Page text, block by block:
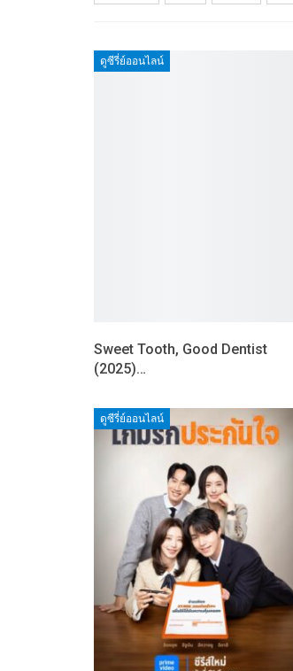
ดูซีรี่ย์ออนไลน์
Sweet Tooth, Good Dentist
(2025)…
ดูซีรี่ย์ออนไลน์